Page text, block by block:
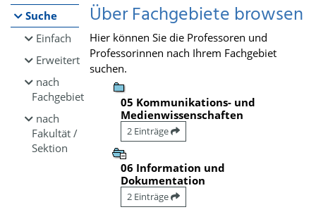
Suche
Einfach
Erweitert
nach
Fachgebiet
nach
Fakultät /
Sektion
Über Fachgebiete browsen
Hier können Sie die Professoren und
Professorinnen nach Ihrem Fachgebiet
suchen.
05 Kommunikations- und
Medienwissenschaften
2 Einträge
06 Information und
Dokumentation
2 Einträge